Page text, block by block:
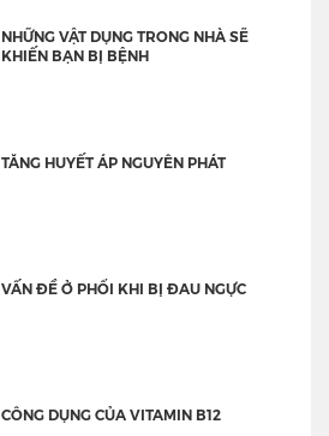
NHỮNG VẬT DỤNG TRONG NHÀ SẼ
KHIẾN BẠN BỊ BỆNH
TĂNG HUYẾT ÁP NGUYÊN PHÁT
VẤN ĐỀ Ở PHỔI KHI BỊ ĐAU NGỰC
CÔNG DỤNG CỦA VITAMIN B12